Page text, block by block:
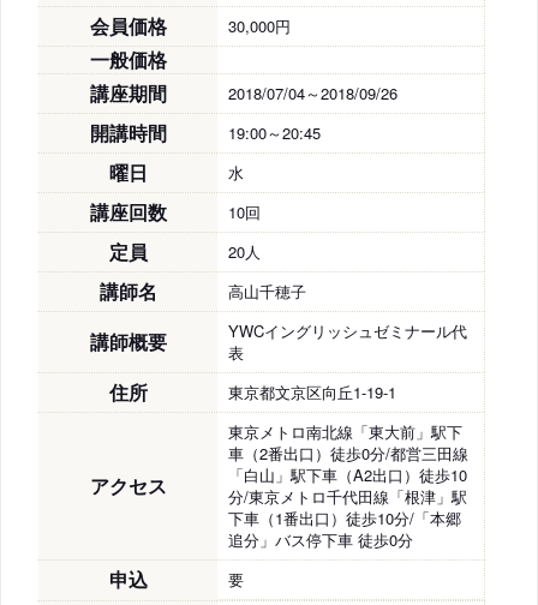
会員価格 30,000円
一般価格
講座期間
2018/07/04～2018/09/26
開講時間 19:00～20:45
曜日 水
講座回数 10回
定員 20人
講師名 高山千穂子
講師概要
YWCイングリッシュゼミナール代
表
住所 東京都文京区向丘1-19-1
アクセス
東京メトロ南北線「東大前」駅下
車（2番出口）徒歩0分/都営三田線
「白山」駅下車（A2出口）徒歩10
分/東京メトロ千代田線「根津」駅
下車（1番出口）徒歩10分/「本郷
追分」バス停下車 徒歩0分
申込 要